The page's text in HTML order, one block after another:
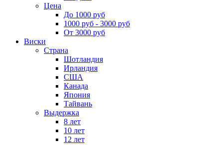
Цена
До 1000 руб
1000 руб - 3000 руб
От 3000 руб
Виски
Страна
Шотландия
Ирландия
США
Канада
Япония
Тайвань
Выдержка
8 лет
10 лет
12 лет